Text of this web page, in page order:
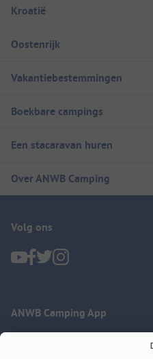
Kroatië
Oostenrijk
Vakantiebestemmingen
Boekbare campings
Een stacaravan huren
Over ANWB Camping
Volg ons
ANWB Camping App